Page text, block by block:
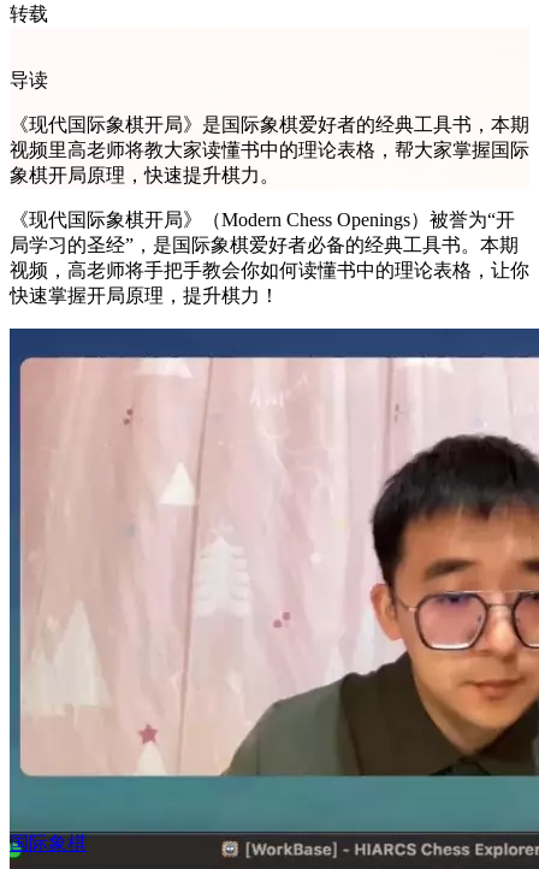
转载
导读
《现代国际象棋开局》是国际象棋爱好者的经典工具书，本期
视频里高老师将教大家读懂书中的理论表格，帮大家掌握国际
象棋开局原理，快速提升棋力。
《现代国际象棋开局》（Modern Chess Openings）被誉为“开
局学习的圣经”，是国际象棋爱好者必备的经典工具书。本期
视频，高老师将手把手教会你如何读懂书中的理论表格，让你
快速掌握开局原理，提升棋力！
国际象棋